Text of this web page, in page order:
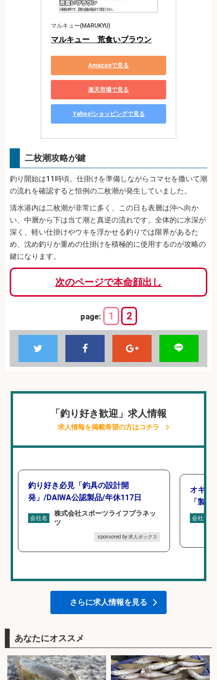
マルキュー(MARUKYU)
マルキュー　荒食いブラウン
Amazonで見る
楽天市場で見る
Yahoo!ショッピングで見る
二枚潮攻略が鍵
釣り開始は11時頃。仕掛けを準備しながらコマセを撒いて潮
の流れを確認すると恒例の二枚潮が発生していました。
清水港内は二枚潮が非常に多く、この日も表層は沖へ向か
い、中層から下は当て潮と真逆の流れです。全体的に水深が
深く、軽い仕掛けやウキを浮かせる釣りでは限界があるた
め、沈め釣りか重めの仕掛けを積極的に使用するのが攻略の
鍵になります。
次のページで本命顔出し
page: 1 2
「釣り好き歓迎」求人情報
求人情報を掲載希望の方はコチラ
釣り好き必見「釣具の設計開
発」/DAIWA公認製品/年休117日
会社名
株式会社スポーツライフプラネッ
ツ
sponsored by 求人ボックス
オキア
「製
会社名
さらに求人情報を見る
あなたにオススメ